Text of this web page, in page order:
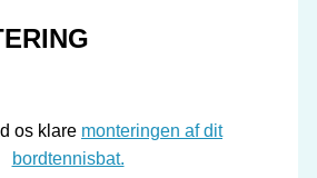
os klare monteringen af dit
bordtennisbat.